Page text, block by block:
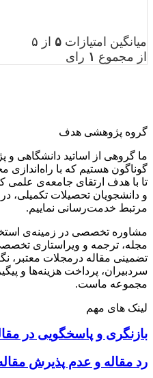
میانگین امتیازات ۵ از ۵
از مجموع ۱ رای
گروه پژوهشی هدف
ما گروهی از اساتید دانشگاهی و
گوناگون هستیم که با
تا با هدف ارتقای جامعه‌ی علمی
و دانشجویان تحصیلات تکمیلی،
مرتبط خدمت‌رسانی نماییم.
مشاوره تخصصی در زمینه‌ی
مجله، ترجمه و ویراستاری
تضمینی مقاله درمجلات معتبر،
سردبیران، پرداخت هزینه‌ها و
مجموعه ماست.
لینک های مهم
بازنگری و پاسخگویی در
رد مقاله و عدم پذیرش